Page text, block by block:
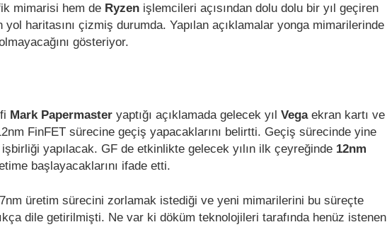
mimarisi hem de Ryzen işlemcileri açısından dolu dolu bir yıl geçiren
yol haritasını çizmiş durumda. Yapılan açıklamalar yonga mimarilerinde
gösteriyor.
Mark Papermaster yaptığı açıklamada gelecek yıl Vegaekran kartı ve
FinFET sürecine geçiş yapacaklarını belirtti. Geçiş sürecinde yine
yapılacak. GF de etkinlikte gelecek yılın ilk çeyreğinde 12nm
başlayacaklarını ifade etti.
7nm üretim sürecini zorlamak istediği ve yeni mimarilerini bu süreçte
dile getirilmişti. Ne var ki döküm teknolojileri tarafında henüz istenen